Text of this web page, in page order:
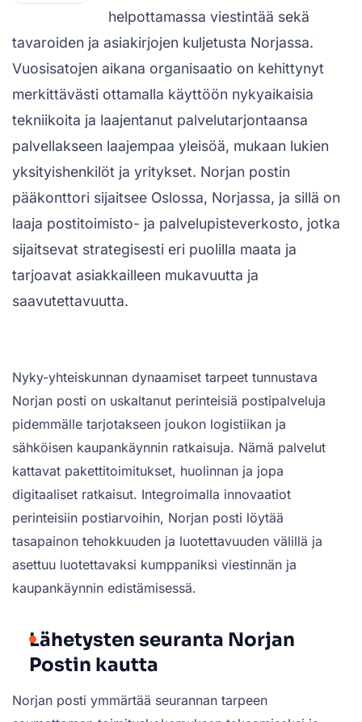
helpottamassa viestintää sekä
tavaroiden ja asiakirjojen kuljetusta Norjassa.
Vuosisatojen aikana organisaatio on kehittynyt
merkittävästi ottamalla käyttöön nykyaikaisia
tekniikoita ja laajentanut palvelutarjontaansa
palvellakseen laajempaa yleisöä, mukaan lukien
yksityishenkilöt ja yritykset. Norjan postin
pääkonttori sijaitsee Oslossa, Norjassa, ja sillä on
laaja postitoimisto- ja palvelupisteverkosto, jotka
sijaitsevat strategisesti eri puolilla maata ja
tarjoavat asiakkailleen mukavuutta ja
saavutettavuutta.
Nyky-yhteiskunnan dynaamiset tarpeet tunnustava
Norjan posti on uskaltanut perinteisiä postipalveluja
pidemmälle tarjotakseen joukon logistiikan ja
sähköisen kaupankäynnin ratkaisuja. Nämä palvelut
kattavat pakettitoimitukset, huolinnan ja jopa
digitaaliset ratkaisut. Integroimalla innovaatiot
perinteisiin postiarvoihin, Norjan posti löytää
tasapainon tehokkuuden ja luotettavuuden välillä ja
asettuu luotettavaksi kumppaniksi viestinnän ja
kaupankäynnin edistämisessä.
Lähetysten seuranta Norjan
Postin kautta
Norjan posti ymmärtää seurannan tarpeen